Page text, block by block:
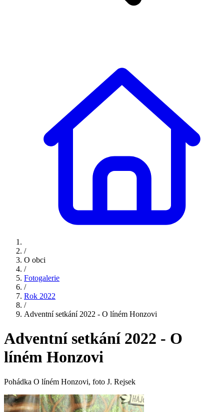
/
O obci
/
Fotogalerie
/
Rok 2022
/
Adventní setkání 2022 - O líném Honzovi
Adventní setkání 2022 - O
líném Honzovi
Pohádka O líném Honzovi, foto J. Rejsek